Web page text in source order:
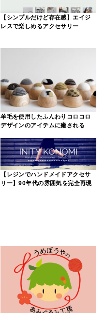
【シンプルだけど存在感】エイジ
レスで楽しめるアクセサリー
羊毛を使用したふんわりコロコロ
デザインのアイテムに癒される
【レジンでハンドメイドアクセサ
リー】90年代の雰囲気を完全再現